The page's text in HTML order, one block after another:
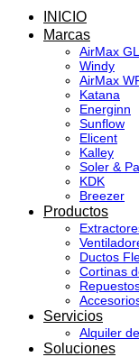
INICIO
Marcas
AirMax GL
Windy
AirMax
Katana
Energinn
Sunflow
Elicent
Kalley
Soler &
KDK
Breezer
Productos
Ductos
Cortinas
Servicios
Alquiler
Soluciones